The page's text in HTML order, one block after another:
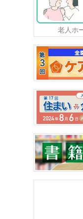
老人ホ